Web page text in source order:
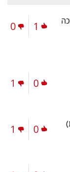
1
0
0
1
0
1